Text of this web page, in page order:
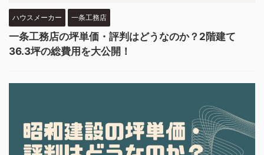
ハウスメーカー 一条工務店
一条工務店の坪単価・評判はどうなのか？2階建て
36.3坪の総費用を大公開！